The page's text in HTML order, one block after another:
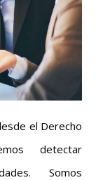
el Derecho
detectar
Somos